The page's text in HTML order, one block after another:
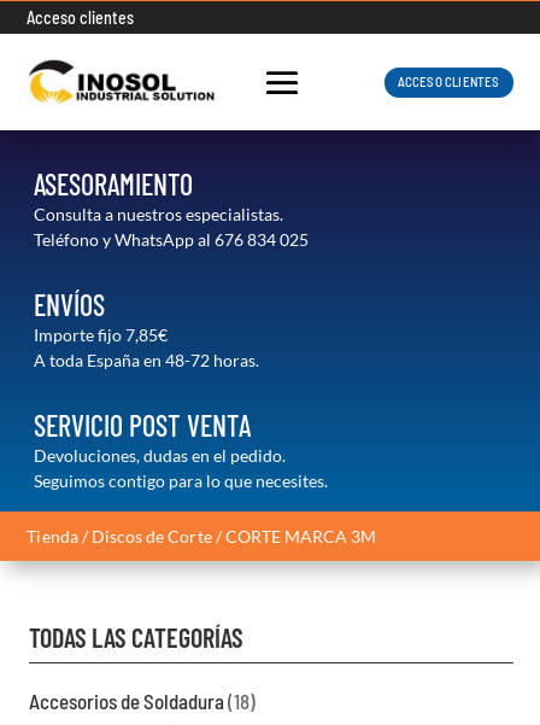
Acceso clientes
ACCESO CLIENTES
ASESORAMIENTO
Consulta a nuestros especialistas.
Teléfono y WhatsApp al 676 834 025
ENVÍOS
Importe fijo 7,85€
A toda España en 48-72 horas.
SERVICIO POST VENTA
Devoluciones, dudas en el pedido.
Seguimos contigo para lo que necesites.
Tienda/ Discos de Corte/ CORTE MARCA 3M
TODAS LAS CATEGORÍAS
Accesorios de Soldadura(18)